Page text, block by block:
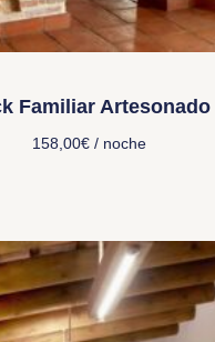
Familiar Artesonado
158,00€/ noche